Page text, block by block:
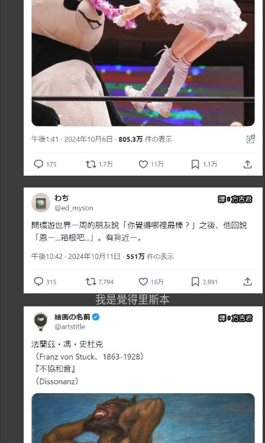
我是覺得里斯本